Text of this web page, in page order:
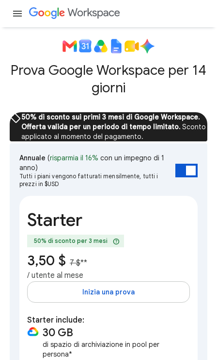
menu
Prova Google Workspace per 14
giorni
sell50% di sconto sui primi 3 mesi di Google Workspace.
Offerta valida per un periodo di tempo limitato. Sconto
applicato al momento del pagamento.
Annuale (risparmia il 16% con un impegno di 1
anno)
Tutti i piani vengono fatturati mensilmente, tutti i
prezzi in $USD
Starter
50% di sconto per 3 mesi help
3,50 $ 7 $**
/ utente al mese
Inizia una prova
Starter include:
30 GB
di spazio di archiviazione in pool per
persona*